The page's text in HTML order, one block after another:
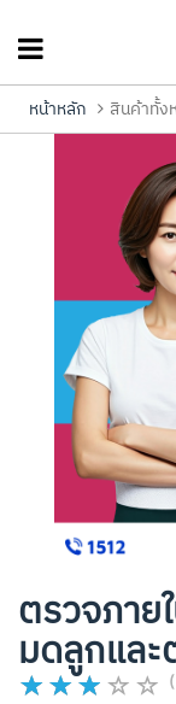
หน้าหลัก สินค้าทั้ง
ตรวจภาย
มดลูกและ